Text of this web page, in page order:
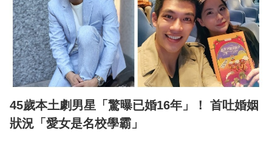
45歲本土劇男星「驚曝已婚16年」！ 首吐婚姻
狀況「愛女是名校學霸」